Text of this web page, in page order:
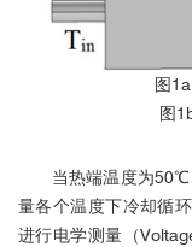
图
图
当热端温度为
量各个温度下冷却循
进行电学测量（